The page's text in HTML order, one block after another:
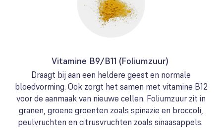
Vitamine B9/B11 (Foliumzuur)
Draagt bij aan een heldere geest en normale
bloedvorming. Ook zorgt het samen met vitamine B12
voor de aanmaak van nieuwe cellen. Foliumzuur zit in
granen, groene groenten zoals spinazie en broccoli,
peulvruchten en citrusvruchten zoals sinaasappels.